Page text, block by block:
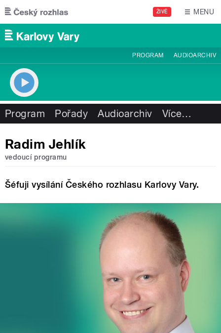
Přejít k hlavnímu obsahu
ŽIVĚ MENU
PROGRAM AUDIOARCHIV
Program Pořady Audioarchiv Více…
Radim Jehlík
vedoucí programu
Šéfuji vysílání Českého rozhlasu Karlovy Vary.